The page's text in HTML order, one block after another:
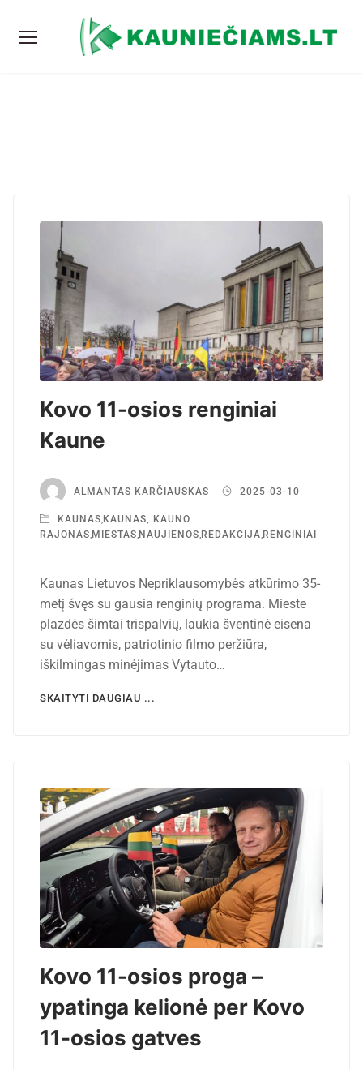
Kovo 11-osios renginiai
Kaune
ALMANTAS KARČIAUSKAS 2025-03-10
KAUNAS,KAUNAS, KAUNO
RAJONAS,MIESTAS,NAUJIENOS,REDAKCIJA,RENGINIAI
Kaunas Lietuvos Nepriklausomybės atkūrimo 35-
metį švęs su gausia renginių programa. Mieste
plazdės šimtai trispalvių, laukia šventinė eisena
su vėliavomis, patriotinio filmo peržiūra,
iškilmingas minėjimas Vytauto…
SKAITYTI DAUGIAU ...
Kovo 11-osios proga –
ypatinga kelionė per Kovo
11-osios gatves